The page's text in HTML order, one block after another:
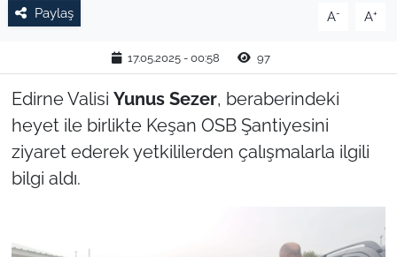
Paylaş A- A+
17.05.2025 - 00:58 97
Edirne Valisi Yunus Sezer, beraberindeki
heyet ile birlikte Keşan OSB Şantiyesini
ziyaret ederek yetkililerden çalışmalarla ilgili
bilgi aldı.
EDİRNE
TEKİRDAĞ
ÇANAKKALE
Bölge